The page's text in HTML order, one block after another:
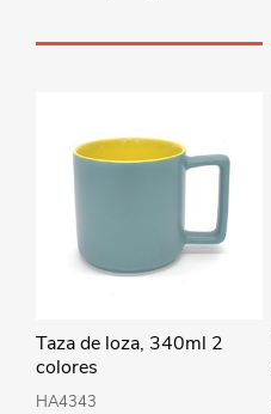
Taza de loza, 340ml 2
colores
HA4343